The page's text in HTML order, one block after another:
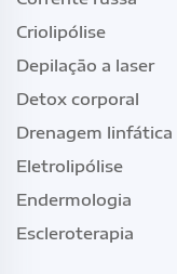
Criolipólise
Depilação a laser
Detox corporal
Drenagem linfática
Eletrolipólise
Endermologia
Escleroterapia